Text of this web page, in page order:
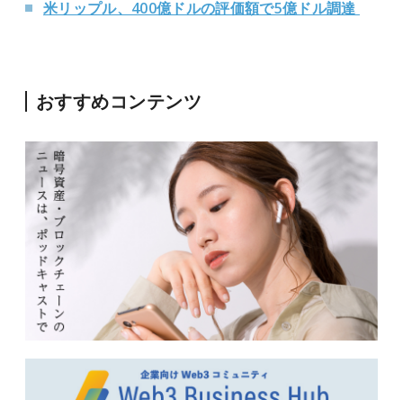
米リップル、400億ドルの評価額で5億ドル調達
おすすめコンテンツ